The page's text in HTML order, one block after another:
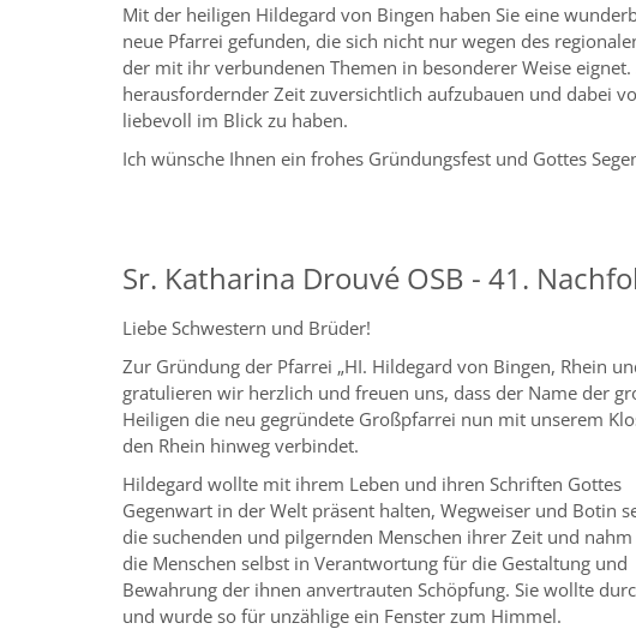
Mit der heiligen Hildegard von Bingen haben Sie eine
neue Pfarrei gefunden, die sich nicht nur wegen des
der mit ihr verbundenen Themen in besonderer Weise
herausfordernder Zeit zuversichtlich aufzubauen und dabei
liebevoll im Blick zu haben.
Ich wünsche Ihnen ein frohes Gründungsfest und Gottes
Sr. Katharina Drouvé OSB - 41.
Liebe Schwestern und Brüder!
Zur Gründung der Pfarrei „HI. Hildegard von Bingen, Rhein
gratulieren wir herzlich und freuen uns, dass der Name der
Heiligen die neu gegründete Großpfarrei nun mit unserem
den Rhein hinweg verbindet.
Hildegard wollte mit ihrem Leben und ihren Schriften Gottes
Gegenwart in der Welt präsent halten, Wegweiser und Botin
die suchenden und pilgernden Menschen ihrer Zeit und nahm
die Menschen selbst in Verantwortung für die Gestaltung und
Bewahrung der ihnen anvertrauten Schöpfung. Sie wollte
und wurde so für unzählige ein Fenster zum Himmel.